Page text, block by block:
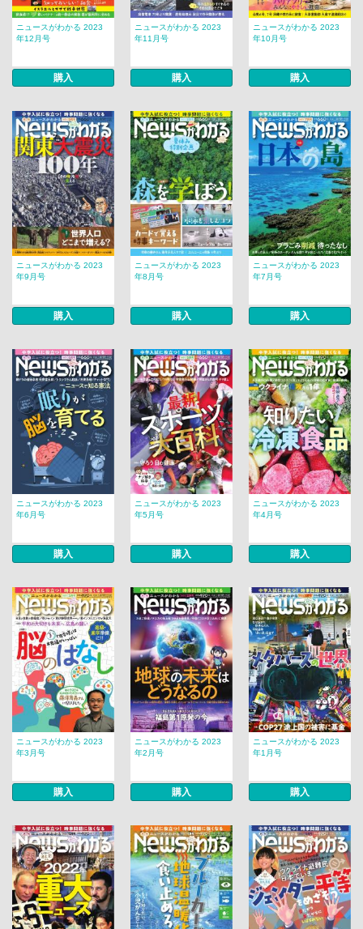
ニュースがわかる 2023
年12月号
購入
ニュースがわかる 2023
年11月号
購入
ニュースがわかる 2023
年10月号
購入
ニュースがわかる 2023
年9月号
購入
ニュースがわかる 2023
年8月号
購入
ニュースがわかる 2023
年7月号
購入
ニュースがわかる 2023
年6月号
購入
ニュースがわかる 2023
年5月号
購入
ニュースがわかる 2023
年4月号
購入
ニュースがわかる 2023
年3月号
購入
ニュースがわかる 2023
年2月号
購入
ニュースがわかる 2023
年1月号
購入